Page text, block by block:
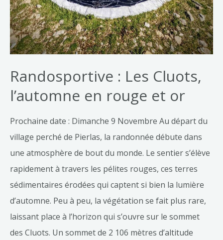
Randosportive : Les Cluots,
l’automne en rouge et or
Prochaine date : Dimanche 9 Novembre Au départ du
village perché de Pierlas, la randonnée débute dans
une atmosphère de bout du monde. Le sentier s’élève
rapidement à travers les pélites rouges, ces terres
sédimentaires érodées qui captent si bien la lumière
d’automne. Peu à peu, la végétation se fait plus rare,
laissant place à l’horizon qui s’ouvre sur le sommet
des Cluots. Un sommet de 2 106 mètres d’altitude